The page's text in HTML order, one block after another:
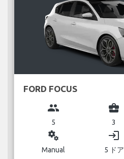
FORD FOCUS
group
5
business_center
3
miscellaneous_services
Manual
login
5 ドア